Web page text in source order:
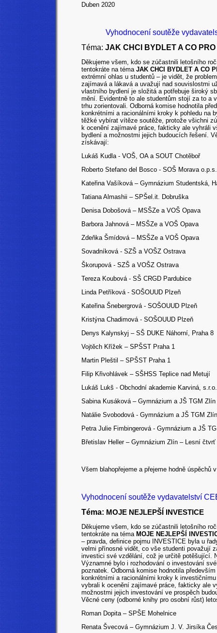
Duben 2020
Vyhodnocení soutěže
Téma: JAK CHCI BYDLET A CO
Děkujeme všem, kdo se zúčastnili letošního
tentokráte na téma JAK CHCI BYDLET A CO
extrémní ohlas u studentů – je vidět, že
zajímavá a lákavá a uvažují nad souvislostmi
vlastního bydlení je složitá a potřebuje široký
mění. Evidentně to ale studentům stojí za to a
trhu zorientovali. Odborná komise hodnotila
konkrétními a racionálními kroky k pohledu na
těžké vybírat vítěze soutěže, protože všichni
k ocenění zajímavé práce, fakticky ale vyhráli
bydlení a možnostmi jejich budoucích řešení.
získávají:
Lukáš Kudla - VOŠ, OA a SOUT Chotěboř
Roberto Stefano del Bosco - SOŠ Morava
Kateřina Vašíková – Gymnázium Studentská,
Tatiana Almashii – SPŠel.it. Dobruška
Denisa Dobošová – MSŠZe a VOŠ Opava
Barbora Jahnová – MSŠZe a VOŠ Opava
Zdeňka Šmídová – MSŠZe a VOŠ Opava
Sovadníková - SZŠ a VOŠZ Ostrava
Škorupová - SZŠ a VOŠZ Ostrava
Tereza Koubová - SŠ CRGD Pardubice
Linda Petříková - SOŠOUUD Plzeň
Kateřina Šnebergrová - SOŠOUUD Plzeň
Kristýna Chadimová - SOŠOUUD Plzeň
Denys Kalynskyj – SŠ DUKE Náhorní, Praha 8
Vojtěch Křížek – SPŠST Praha 1
Martin Pleštil – SPŠST Praha 1
Filip Křivohlávek – SŠHSS Teplice nad Metují
Lukáš Lukš - Obchodní akademie Karviná, s.r.o.
Sabina Kusáková – Gymnázium a JŠ TGM Zlín
Natálie Svobodová - Gymnázium a JŠ TGM Zlín
Petra Julie Fimbingerová - Gymnázium a JŠ
Břetislav Heller – Gymnázium Zlín – Lesní čtvrť
Všem blahopřejeme a přejeme hodně
Vyhodnocení soutěže vydavatelství
Téma: MOJE NEJLEPŠÍ INVESTICE
Děkujeme všem, kdo se zúčastnili letošního
tentokráte na téma MOJE NEJLEPŠÍ
– pravda, definice pojmu INVESTICE byla u
velmi přínosné vidět, co vše studenti považují
investici své vzdělání, což je určitě potěšující.
Významné bylo i rozhodování o investování
poznatek. Odborná komise hodnotila
konkrétními a racionálními kroky k
vybrali k ocenění zajímavé práce, fakticky ale
možnostmi jejich investování ve prospěch
Věcné ceny (odborné knihy pro osobní růst)
Roman Dopita – SPŠE Mohelnice
Renata Švecová – Gymnázium J. V. Jirsíka